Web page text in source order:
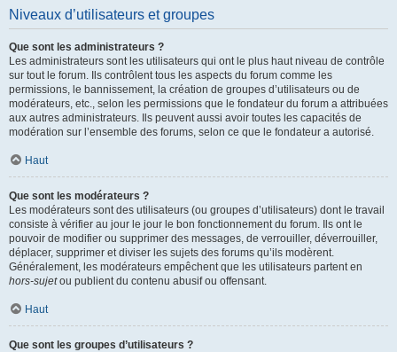
Niveaux d’utilisateurs et groupes
Que sont les administrateurs ?
Les administrateurs sont les utilisateurs qui ont le plus haut niveau de contrôle
sur tout le forum. Ils contrôlent tous les aspects du forum comme les
permissions, le bannissement, la création de groupes d’utilisateurs ou de
modérateurs, etc., selon les permissions que le fondateur du forum a attribuées
aux autres administrateurs. Ils peuvent aussi avoir toutes les capacités de
modération sur l’ensemble des forums, selon ce que le fondateur a autorisé.
Haut
Que sont les modérateurs ?
Les modérateurs sont des utilisateurs (ou groupes d’utilisateurs) dont le travail
consiste à vérifier au jour le jour le bon fonctionnement du forum. Ils ont le
pouvoir de modifier ou supprimer des messages, de verrouiller, déverrouiller,
déplacer, supprimer et diviser les sujets des forums qu’ils modèrent.
Généralement, les modérateurs empêchent que les utilisateurs partent en
hors-sujetou publient du contenu abusif ou offensant.
Haut
Que sont les groupes d’utilisateurs ?